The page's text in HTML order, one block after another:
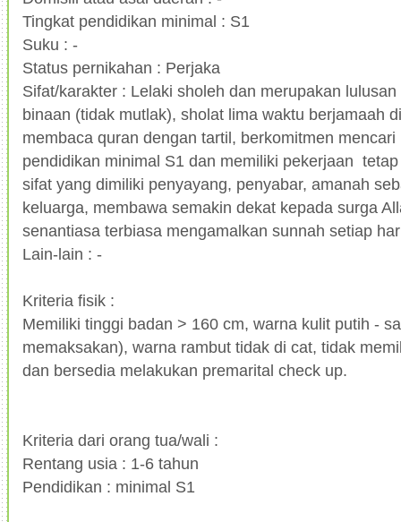
Tingkat pendidikan minimal : S1
Suku : -
Status pernikahan : Perjaka
Sifat/karakter : Lelaki sholeh dan merupakan
binaan (tidak mutlak), sholat lima waktu berjamaah
membaca quran dengan tartil, berkomitmen
pendidikan minimal S1 dan memiliki pekerjaan
sifat yang dimiliki penyayang, penyabar, amanah
keluarga, membawa semakin dekat kepada surga
senantiasa terbiasa mengamalkan sunnah setiap
Lain-lain : -
Kriteria fisik :
Memiliki tinggi badan > 160 cm, warna kulit putih -
memaksakan), warna rambut tidak di cat, tidak
dan bersedia melakukan premarital check up.
Kriteria dari orang tua/wali :
Rentang usia : 1-6 tahun
Pendidikan : minimal S1